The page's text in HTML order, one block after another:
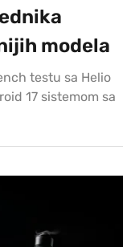
modela
testu sa Helio
17 sistemom sa